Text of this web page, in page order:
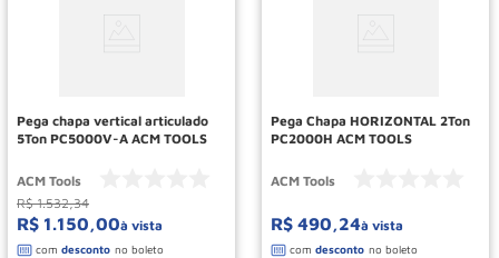
Pega chapa vertical articulado
5Ton PC5000V-A ACM TOOLS
ACM Tools
R$ 1.532,34
R$ 1.150,00à vista
Pega Chapa HORIZONTAL 2Ton
PC2000H ACM TOOLS
ACM Tools
R$ 490,24à vista